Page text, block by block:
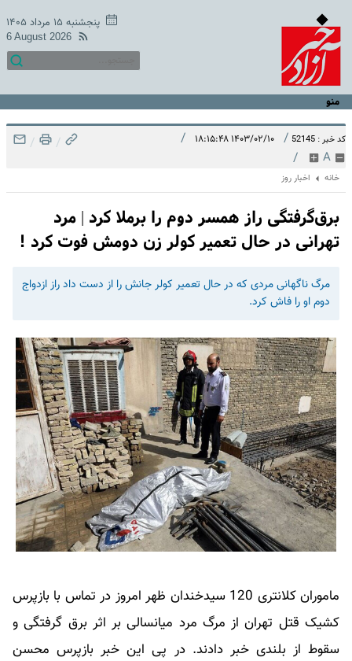
پنجشنبه ۱۵ مرداد ۱۴۰۵
6 August 2026
منو
کد خبر : 52145 / ۱۴۰۳/۰۲/۱۰ ۱۸:۱۵:۴۸ /
A
/
/
/
خانه اخبار روز
برق‌گرفتگی راز همسر دوم را برملا کرد | مرد
تهرانی در حال تعمیر کولر زن دومش فوت کرد !
مرگ ناگهانی مردی که در حال تعمیر کولر جانش را از دست داد راز ازدواج
دوم او را فاش کرد.
ماموران کلانتری 120 سیدخندان ظهر امروز در تماس با بازپرس
کشیک قتل تهران از مرگ مرد میانسالی بر اثر برق گرفتگی و
سقوط از بلندی خبر دادند. در پی این خبر بازپرس محسن